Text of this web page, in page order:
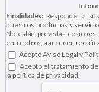
Finalidades: Responder a
nuestros productos y
No están previstas cesiones
entre otros, a acceder,
AceptoAviso Legal y
Acepto el tratamiento
la política de privacidad.